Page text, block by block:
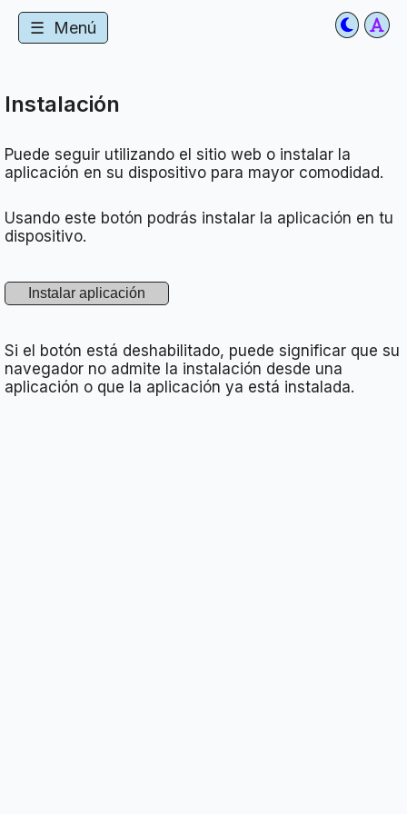
☰ Menú
Instalación
Puede seguir utilizando el sitio web o instalar la
aplicación en su dispositivo para mayor comodidad.
Usando este botón podrás instalar la aplicación en tu
dispositivo.
Si el botón está deshabilitado, puede significar que su
navegador no admite la instalación desde una
aplicación o que la aplicación ya está instalada.